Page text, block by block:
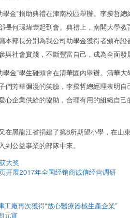
金”捐助典禮在津南校區舉辦。李揆哲
長何璟煒壹起到會。典禮上，南開大學
本部長分別為我公司助學金獲得者頒布
與社會實踐，不斷豐富自己，成為全面發
金”學生碰頭會在清華園內舉辦。清華
們芳華彌漫的笑臉，李揆哲總經理表明
心企業供給的協助，合理有用的組織自
在黑龍江省捐建了第8所期望小學，在山
到公益事業的部隊中來。
大奖
开展2017年全国经销商诚信经营调研
廠再次獲得“放心醫療器械生產企業”
元宵